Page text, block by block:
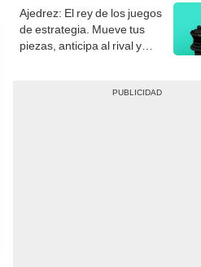
Ajedrez: El rey de los juegos
de estrategia. Mueve tus
piezas, anticipa al rival y